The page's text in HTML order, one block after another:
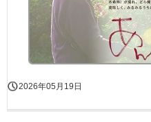
2026年05月19日